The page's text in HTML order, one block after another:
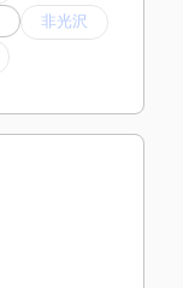
非光沢